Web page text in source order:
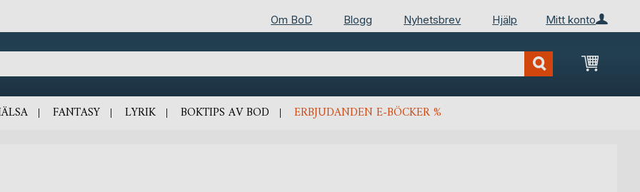
Mitt konto
Om BoD Blogg Nyhetsbrev Hjälp
Min
FANTASY LYRIK BOKTIPS AV BOD ERBJUDANDEN E-BÖCKER %